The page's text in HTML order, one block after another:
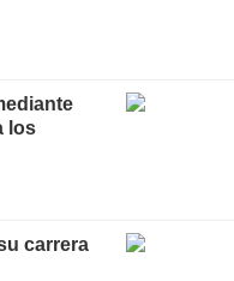
los
carrera